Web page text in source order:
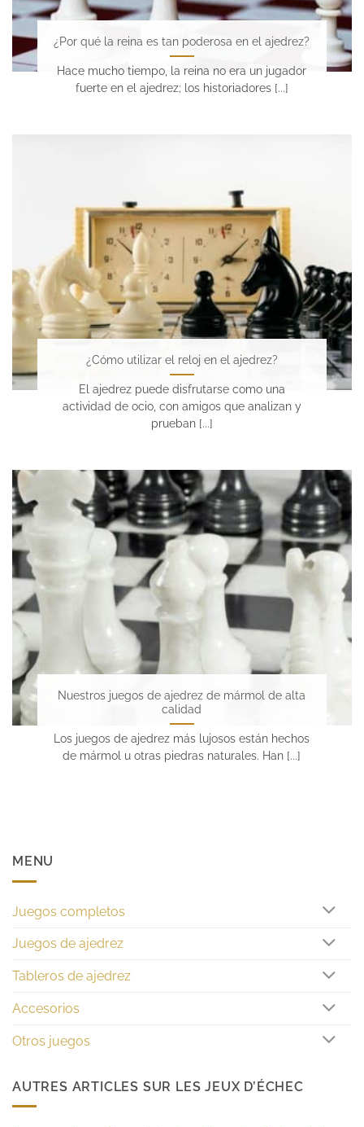
¿Por qué la reina es tan poderosa en el ajedrez?
Hace mucho tiempo, la reina no era un jugador
fuerte en el ajedrez; los historiadores [...]
¿Cómo utilizar el reloj en el ajedrez?
El ajedrez puede disfrutarse como una
actividad de ocio, con amigos que analizan y
prueban [...]
Nuestros juegos de ajedrez de mármol de alta
calidad
Los juegos de ajedrez más lujosos están hechos
de mármol u otras piedras naturales. Han [...]
MENU
Juegos completos
Juegos de ajedrez
Tableros de ajedrez
Accesorios
Otros juegos
AUTRES ARTICLES SUR LES JEUX D’ÉCHEC